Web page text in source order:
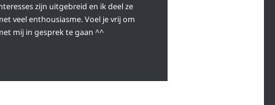
zijn uitgebreid en ik deel ze
veel enthousiasme. Voel je vrij om
mij in gesprek te gaan ^^